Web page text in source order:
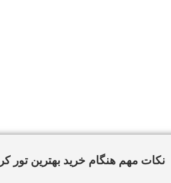
نکات مهم هنگام خرید بهترین تور